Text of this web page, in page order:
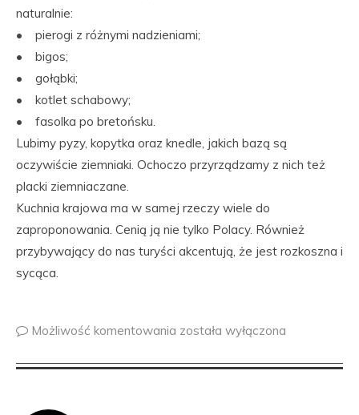
naturalnie:
• pierogi z różnymi nadzieniami;
• bigos;
• gołąbki;
• kotlet schabowy;
• fasolka po bretońsku.
Lubimy pyzy, kopytka oraz knedle, jakich bazą są
oczywiście ziemniaki. Ochoczo przyrządzamy z nich też
placki ziemniaczane.
Kuchnia krajowa ma w samej rzeczy wiele do
zaproponowania. Cenią ją nie tylko Polacy. Również
przybywający do nas turyści akcentują, że jest rozkoszna i
sycąca.
Możliwość komentowania została wyłączona